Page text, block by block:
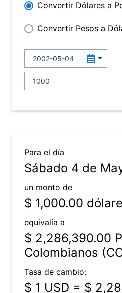
Convertir Dólares a
Convertir Pesos a
Para el día
Sábado 4 de
un monto de
$ 1,000.00
equivalía a
$ 2,286,390.00
Colombianos
Tasa de cambio:
$ 1 USD = $